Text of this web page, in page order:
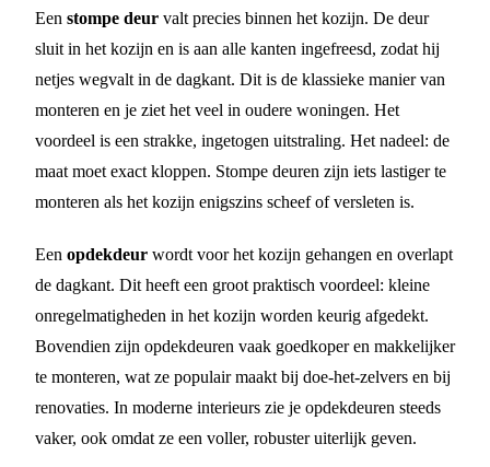
Een stompe deur valt precies binnen het kozijn. De deur
sluit in het kozijn en is aan alle kanten ingefreesd, zodat hij
netjes wegvalt in de dagkant. Dit is de klassieke manier van
monteren en je ziet het veel in oudere woningen. Het
voordeel is een strakke, ingetogen uitstraling. Het nadeel: de
maat moet exact kloppen. Stompe deuren zijn iets lastiger te
monteren als het kozijn enigszins scheef of versleten is.
Een opdekdeur wordt voor het kozijn gehangen en overlapt
de dagkant. Dit heeft een groot praktisch voordeel: kleine
onregelmatigheden in het kozijn worden keurig afgedekt.
Bovendien zijn opdekdeuren vaak goedkoper en makkelijker
te monteren, wat ze populair maakt bij doe-het-zelvers en bij
renovaties. In moderne interieurs zie je opdekdeuren steeds
vaker, ook omdat ze een voller, robuster uiterlijk geven.